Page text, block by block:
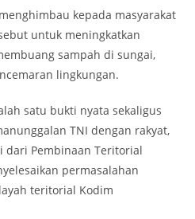
kepada masyarakat
untuk meningkatkan
sampah di sungai,
lingkungan.
satu bukti nyata sekaligus
TNI dengan rakyat,
dari Pembinaan Teritorial
permasalahan
teritorial Kodim